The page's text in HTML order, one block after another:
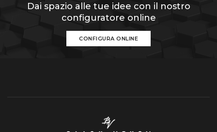
Dai spazio alle tue idee con il nostro
configuratore online
CONFIGURA ONLINE